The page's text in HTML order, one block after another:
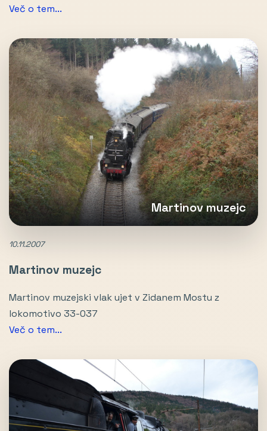
Več o tem...
Martinov muzejc
10.11.2007
Martinov muzejc
Martinov muzejski vlak ujet v Zidanem Mostu z
lokomotivo 33-037
Več o tem...